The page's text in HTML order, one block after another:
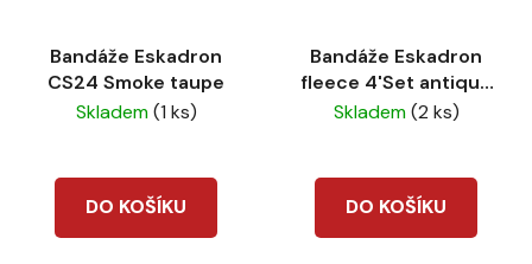
Bandáže Eskadron
CS24 Smoke taupe
Skladem(1 ks)
DO KOŠÍKU
Bandáže Eskadron
fleece 4'Set antique
green
Skladem(2 ks)
DO KOŠÍKU